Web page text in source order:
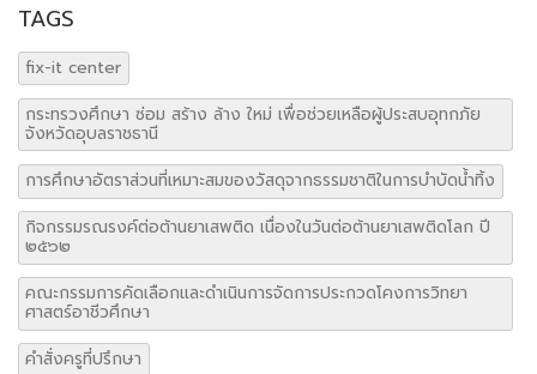
TAGS
fix-it center
กระทรวงศึกษา ซ่อม สร้าง ล้าง ใหม่ เพื่อช่วยเหลือผู้ประสบอุทกภัย
จังหวัดอุบลราชธานี
การศึกษาอัตราส่วนที่เหมาะสมของวัสดุจากธรรมชาติในการบำบัดน้ำทิ้ง
กิจกรรมรณรงค์ต่อต้านยาเสพติด เนื่องในวันต่อต้านยาเสพติดโลก ปี
๒๕๖๒
คณะกรรมการคัดเลือกและดำเนินการจัดการประกวดโคงการวิทยา
ศาสตร์อาชีวศึกษา
คำสั่งครูที่ปรึกษา